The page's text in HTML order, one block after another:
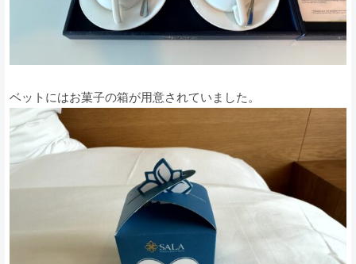
ベットにはお菓子の箱が用意されていました。